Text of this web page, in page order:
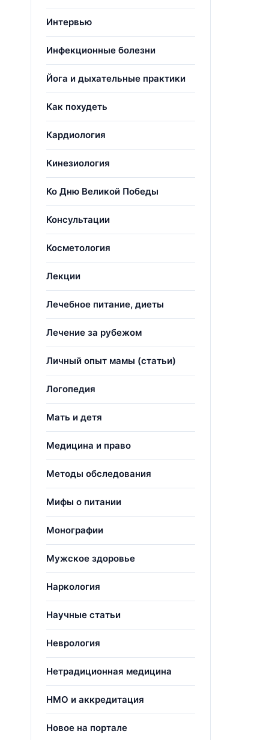
Интервью
Инфекционные болезни
Йога и дыхательные практики
Как похудеть
Кардиология
Кинезиология
Ко Дню Великой Победы
Консультации
Косметология
Лекции
Лечебное питание, диеты
Лечение за рубежом
Личный опыт мамы (статьи)
Логопедия
Мать и детя
Медицина и право
Методы обследования
Мифы о питании
Монографии
Мужское здоровье
Наркология
Научные статьи
Неврология
Нетрадиционная медицина
НМО и аккредитация
Новое на портале